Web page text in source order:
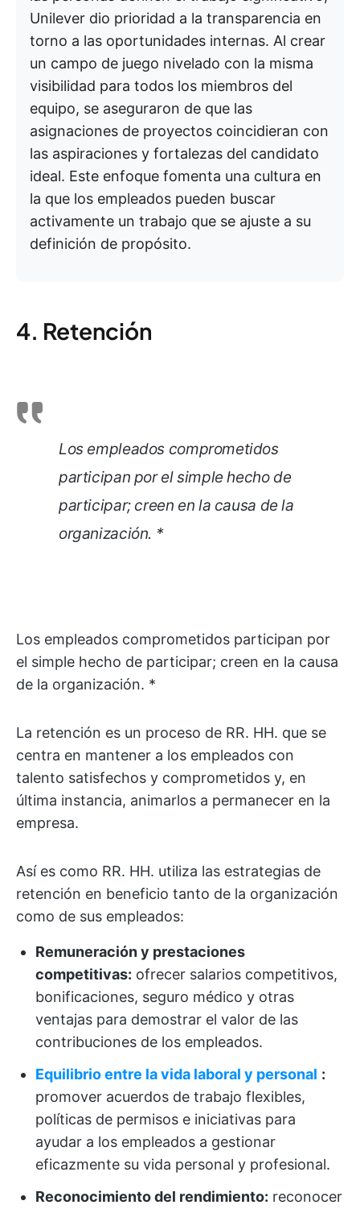
Unilever dio prioridad a la transparencia en
torno a las oportunidades internas. Al crear
un campo de juego nivelado con la misma
visibilidad para todos los miembros del
equipo, se aseguraron de que las
asignaciones de proyectos coincidieran con
las aspiraciones y fortalezas del candidato
ideal. Este enfoque fomenta una cultura en
la que los empleados pueden buscar
activamente un trabajo que se ajuste a su
definición de propósito.
4. Retención
Los empleados comprometidos
participan por el simple hecho de
participar; creen en la causa de la
organización. *
Los empleados comprometidos participan por
el simple hecho de participar; creen en la causa
de la organización. *
La retención es un proceso de RR. HH. que se
centra en mantener a los empleados con
talento satisfechos y comprometidos y, en
última instancia, animarlos a permanecer en la
empresa.
Así es como RR. HH. utiliza las estrategias de
retención en beneficio tanto de la organización
como de sus empleados:
Remuneración y prestaciones
competitivas: ofrecer salarios competitivos,
bonificaciones, seguro médico y otras
ventajas para demostrar el valor de las
contribuciones de los empleados.
Equilibrio entre la vida laboral y personal :
promover acuerdos de trabajo flexibles,
políticas de permisos e iniciativas para
ayudar a los empleados a gestionar
eficazmente su vida personal y profesional.
Reconocimiento del rendimiento: reconocer